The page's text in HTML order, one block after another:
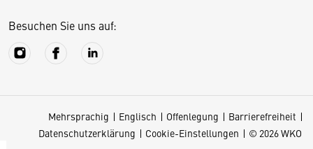
Besuchen Sie uns auf:
Mehrsprachig Englisch Offenlegung
Barrierefreiheit
Datenschutzerklärung
Cookie-Einstellungen © 2026 WKO
S